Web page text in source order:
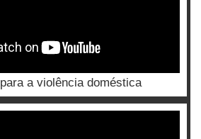
a violência doméstica